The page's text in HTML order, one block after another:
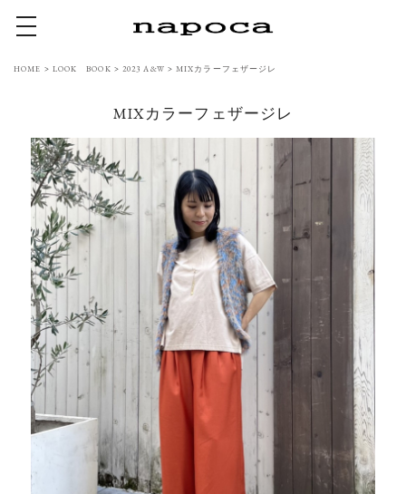
toggle navigation
HOME > LOOK BOOK > 2023 A&W >MIXカラーフェザージレ
MIXカラーフェザージレ